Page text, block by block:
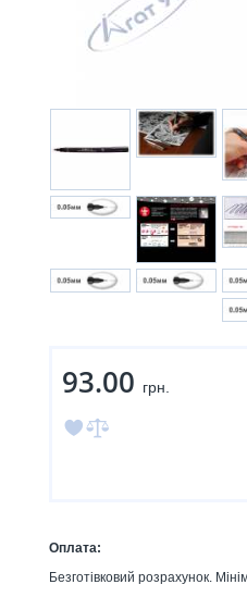
93.00 грн.
Оплата:
Безготівковий розрахунок.